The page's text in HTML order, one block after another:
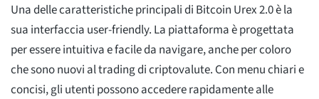
Una delle caratteristiche principali di Bitcoin Urex 2.0 è la
sua interfaccia user-friendly. La piattaforma è progettata
per essere intuitiva e facile da navigare, anche per coloro
che sono nuovi al trading di criptovalute. Con menu chiari e
concisi, gli utenti possono accedere rapidamente alle